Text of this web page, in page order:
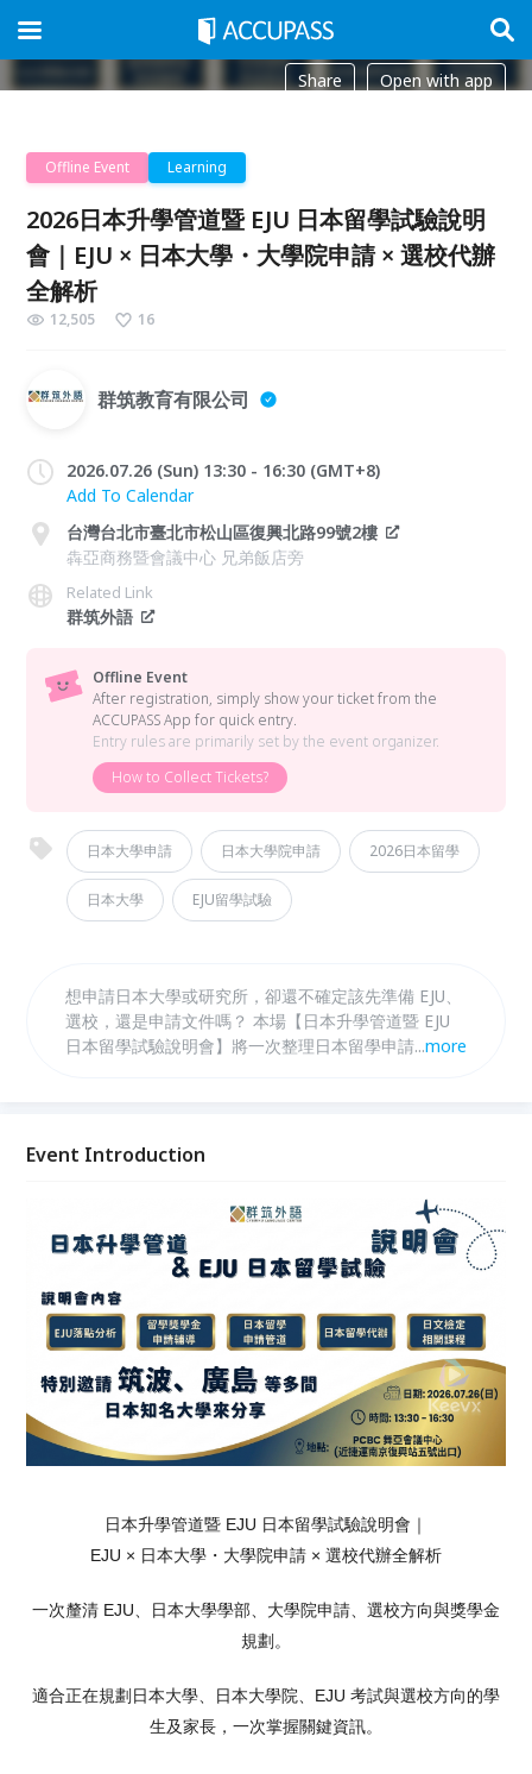
Share Open with app
Offline Event Learning
2026日本升學管道暨 EJU 日本留學試驗說明
會｜EJU × 日本大學・大學院申請 × 選校代辦
全解析
12,505 16
群筑教育有限公司
2026.07.26 (Sun) 13:30 - 16:30 (GMT+8)
Add To Calendar
台灣台北市臺北市松山區復興北路99號2樓
犇亞商務暨會議中心 兄弟飯店旁
Related Link
群筑外語
Offline Event
After registration, simply show your ticket from the
ACCUPASS App for quick entry.
Entry rules are primarily set by the event organizer.
How to Collect Tickets?
日本大學申請 日本大學院申請 2026日本留學
日本大學 EJU留學試驗
想申請日本大學或研究所，卻還不確定該先準備 EJU、
選校，還是申請文件嗎？ 本場【日本升學管道暨 EJU
日本留學試驗說明會】將一次整理日本留學申請流程、
合適路線，少走彎路、提升申請效率與錄取機會。立即
...more
Event Introduction
日本升學管道暨 EJU 日本留學試驗說明會｜
EJU × 日本大學・大學院申請 × 選校代辦全解析
一次釐清 EJU、日本大學學部、大學院申請、選校方向與獎學金
規劃。
適合正在規劃日本大學、日本大學院、EJU 考試與選校方向的學
生及家長，一次掌握關鍵資訊。